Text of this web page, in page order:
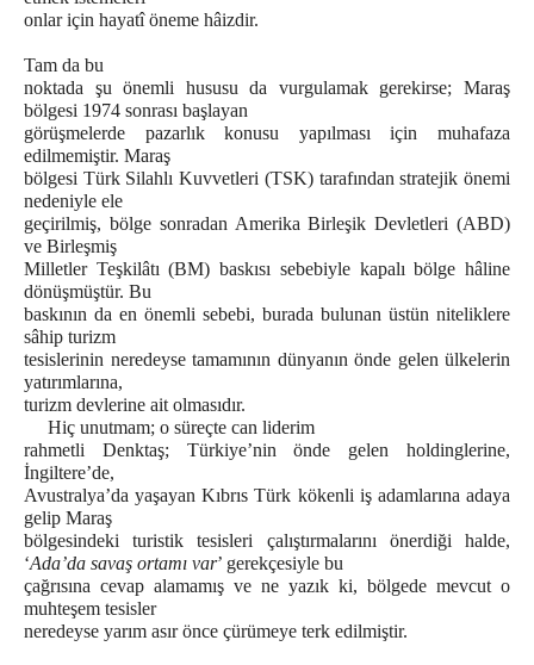
onlar için hayatî öneme hâizdir.
Tam da bu
noktada şu önemli hususu da vurgulamak gerekirse; Maraş
bölgesi 1974 sonrası başlayan
görüşmelerde pazarlık konusu yapılması için muhafaza
edilmemiştir. Maraş
bölgesi Türk Silahlı Kuvvetleri (TSK) tarafından stratejik önemi
nedeniyle ele
geçirilmiş, bölge sonradan Amerika Birleşik Devletleri (ABD)
ve Birleşmiş
Milletler Teşkilâtı (BM) baskısı sebebiyle kapalı bölge hâline
dönüşmüştür. Bu
baskının da en önemli sebebi, burada bulunan üstün niteliklere
sâhip turizm
tesislerinin neredeyse tamamının dünyanın önde gelen ülkelerin
yatırımlarına,
turizm devlerine ait olmasıdır.
Hiç unutmam; o süreçte can liderim
rahmetli Denktaş; Türkiye’nin önde gelen holdinglerine,
İngiltere’de,
Avustralya’da yaşayan Kıbrıs Türk kökenli iş adamlarına adaya
gelip Maraş
bölgesindeki turistik tesisleri çalıştırmalarını önerdiği halde,
‘Ada’da savaş ortamı var’ gerekçesiyle bu
çağrısına cevap alamamış ve ne yazık ki, bölgede mevcut o
muhteşem tesisler
neredeyse yarım asır önce çürümeye terk edilmiştir.